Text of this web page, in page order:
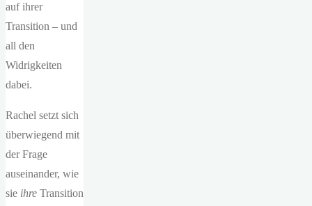
auf ihrer
Transition – und
all den
Widrigkeiten
dabei.
Rachel setzt sich
überwiegend mit
der Frage
auseinander, wie
sie ihre Transition